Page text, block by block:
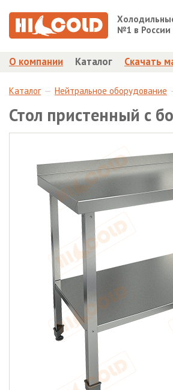
№1 в России
О компании Каталог Скачать
Каталог Нейтральное оборудование
Стол пристенный с